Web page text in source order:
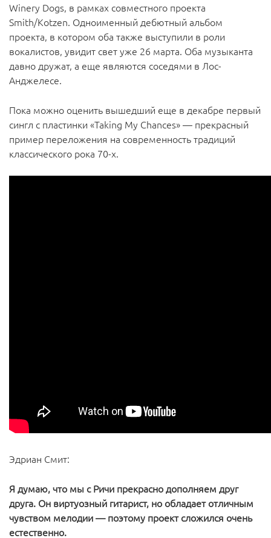
Winery Dogs, в рамках совместного проекта
Smith/Kotzen. Одноименный дебютный альбом
проекта, в котором оба также выступили в роли
вокалистов, увидит свет уже 26 марта. Оба музыканта
давно дружат, а еще являются соседями в Лос-
Анджелесе.
Пока можно оценить вышедший еще в декабре первый
сингл с пластинки «Taking My Chances» — прекрасный
пример переложения на современность традиций
классического рока 70-х.
Эдриан Смит:
Я думаю, что мы с Ричи прекрасно дополняем друг
друга. Он виртуозный гитарист, но обладает отличным
чувством мелодии — поэтому проект сложился очень
естественно.